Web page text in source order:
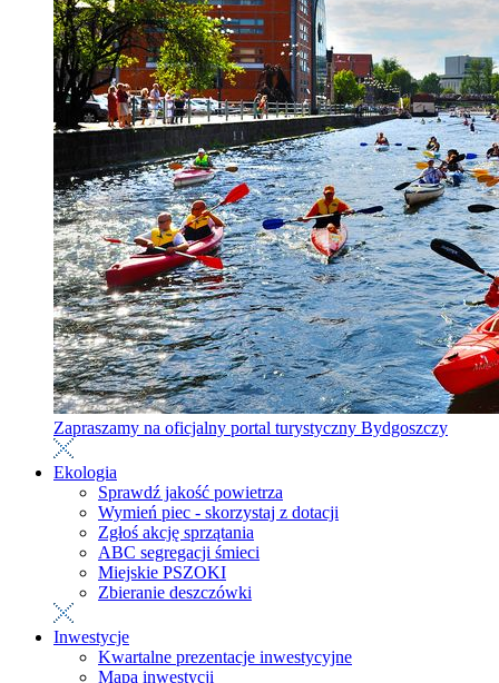
Zapraszamy na oficjalny portal turystyczny Bydgoszczy
Ekologia
Sprawdź jakość powietrza
Wymień piec - skorzystaj z dotacji
Zgłoś akcję sprzątania
ABC segregacji śmieci
Miejskie PSZOKI
Zbieranie deszczówki
Inwestycje
Kwartalne prezentacje inwestycyjne
Mapa inwestycji